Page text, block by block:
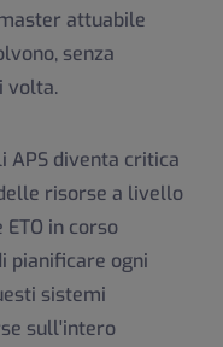
attuabile
senza
volta.
APS diventa critica
risorse a livello
in corso
pianificare ogni
sistemi
sull'intero